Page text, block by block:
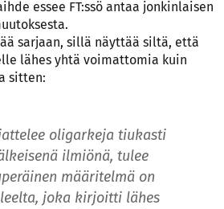
essee FT:ssö antaa jonkinlaisen
sarjaan, sillä näyttää siltä, että
lähes yhtä voimattomia kuin
sitten:
oligarkeja tiukasti
ilmiönä, tulee
määritelmä on
joka kirjoitti lähes